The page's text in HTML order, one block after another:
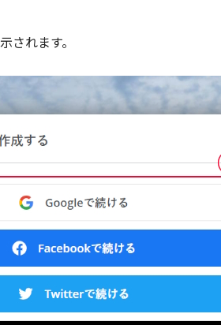
されます。